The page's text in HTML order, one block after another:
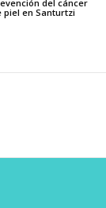
del cáncer
piel en Santurtzi